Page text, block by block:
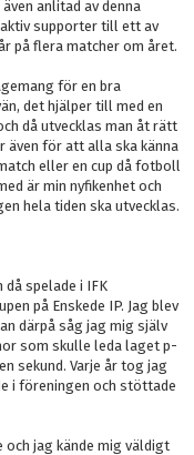
anlitad av denna
supporter till ett av
på flera matcher om året.
för en bra
det hjälper till med en
då utvecklas man åt rätt
även för att alla ska känna
eller en cup då fotboll
är min nyfikenhet och
hela tiden ska utvecklas.
spelade i IFK
på Enskede IP. Jag blev
därpå såg jag mig själv
som skulle leda laget p-
sekund. Varje år tog jag
i föreningen och stöttade
och jag kände mig väldigt